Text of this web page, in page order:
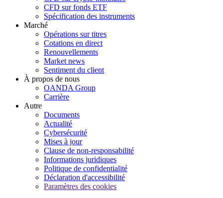
CFD sur fonds ETF
Spécification des instruments
Marché
Opérations sur titres
Cotations en direct
Renouvellements
Market news
Sentiment du client
À propos de nous
OANDA Group
Carrière
Autre
Documents
Actualité
Cybersécurité
Mises à jour
Clause de non-responsabilité
Informations juridiques
Politique de confidentialité
Déclaration d'accessibilité
Paramètres des cookies